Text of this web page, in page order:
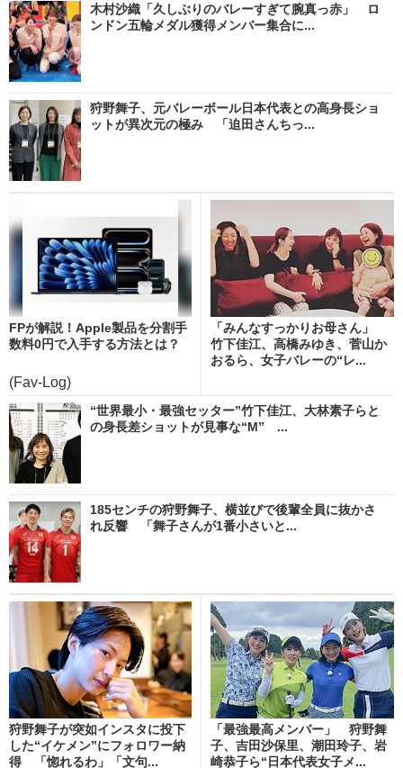
木村沙織「久しぶりのバレーすぎて腕真っ赤」 ロ
ンドン五輪メダル獲得メンバー集合に...
狩野舞子、元バレーボール日本代表との高身長ショ
ットが異次元の極み 「迫田さんちっ...
FPが解説！Apple製品を分割手
数料0円で入手する方法とは？
(Fav-Log)
「みんなすっかりお母さん」
竹下佳江、高橋みゆき、菅山か
おるら、女子バレーの“レ...
“世界最小・最強セッター”竹下佳江、大林素子らと
の身長差ショットが見事な“M” ...
185センチの狩野舞子、横並びで後輩全員に抜かさ
れ反響 「舞子さんが1番小さいと...
狩野舞子が突如インスタに投下
した“イケメン”にフォロワー納
得 「惚れるわ」「文句...
「最強最高メンバー」 狩野舞
子、吉田沙保里、潮田玲子、岩
崎恭子ら“日本代表女子メ...